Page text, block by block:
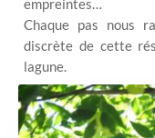
empreintes…
Chaque pas nous
discrète de cette
lagune.